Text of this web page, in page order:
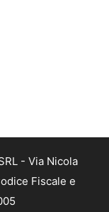
- Via Nicola
Fiscale e